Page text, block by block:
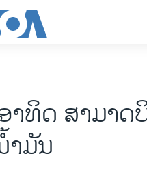
າທິດ ສາມາ
ມັນ